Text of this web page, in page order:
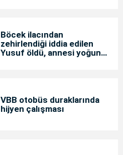
Böcek ilacından
zehirlendiği iddia edilen
Yusuf öldü, annesi yoğun
VBB otobüs duraklarında
hijyen çalışması